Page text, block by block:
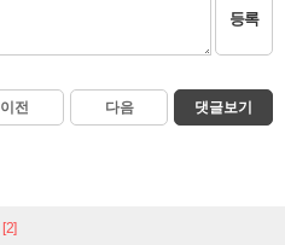
등록
이전 다음 댓글보기
[2]